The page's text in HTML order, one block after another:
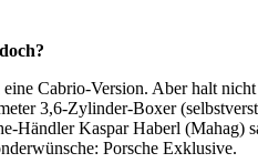
Cabrio-Version. Aber halt
3,6-Zylinder-Boxer
Kaspar Haberl (Mahag)
Porsche Exklusive.